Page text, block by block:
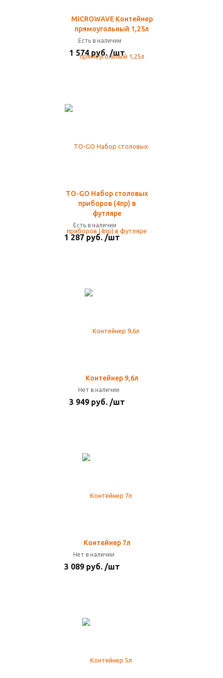
MICROWAVE Контейнер
прямоугольный 1,25л
Есть в наличии
1 574 руб. /шт
TO-GO Набор столовых
приборов (4пр) в
футляре
Есть в наличии
1 287 руб. /шт
Контейнер 9,6л
Нет в наличии
3 949 руб. /шт
Контейнер 7л
Нет в наличии
3 089 руб. /шт